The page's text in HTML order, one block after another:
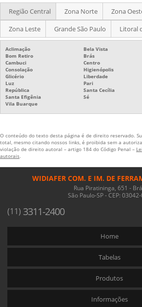
Região Central Zona Norte Zona
Zona Leste
Grande São Paulo Litoral
Aclimação
Bela Vista
Bom Retiro
Brás
Cambuci
Centro
Consolação
Higienópolis
Glicério
Liberdade
Luz
Pari
República
Santa Cecília
Santa Efigênia
Sé
Vila Buarque
O conteúdo do texto desta página é de direito reservado.
total, mesmo citando nossos links, é proibida sem a
violação de direito autoral – artigo 184 do Código Penal –
autorais.
WIDIAFER COM. E IM. DE
Rua Piratininga, 651 -
São Paulo-SP - CEP: 03042-
(11) 3311-2400
Home
Tabelas
Produtos
Informações